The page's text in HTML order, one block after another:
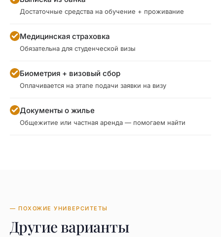
Достаточные средства на обучение + проживание
Медицинская страховка
Обязательна для студенческой визы
Биометрия + визовый сбор
Оплачивается на этапе подачи заявки на визу
Документы о жилье
Общежитие или частная аренда — помогаем найти
— ПОХОЖИЕ УНИВЕРСИТЕТЫ
Другие варианты